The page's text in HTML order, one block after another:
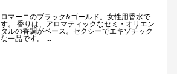
ロマーニのブラック&ゴールド。女性用香水で
す。 香りは、アロマティックなセミ・オリエン
タルの香調がベース。セクシーでエキゾチック
な一品です。 ...